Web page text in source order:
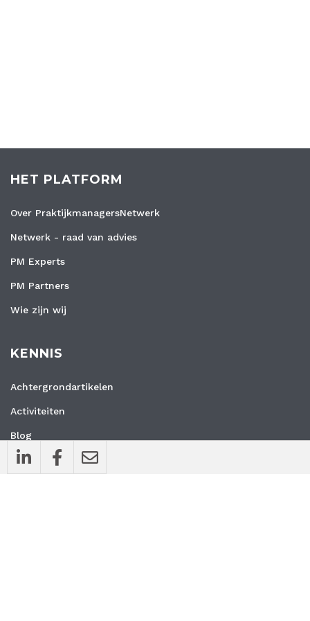
HET PLATFORM
Over PraktijkmanagersNetwerk
Netwerk - raad van advies
PM Experts
PM Partners
Wie zijn wij
KENNIS
Achtergrondartikelen
Activiteiten
Blog
Interviews